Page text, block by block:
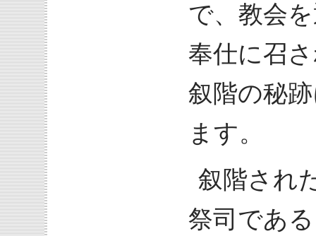
で、教会
奉仕に召
叙階の秘
ます。
叙階され
祭司であ